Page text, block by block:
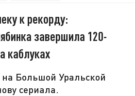
к рекорду:
завершила 120-
каблуках
Большой Уральской
сериала.